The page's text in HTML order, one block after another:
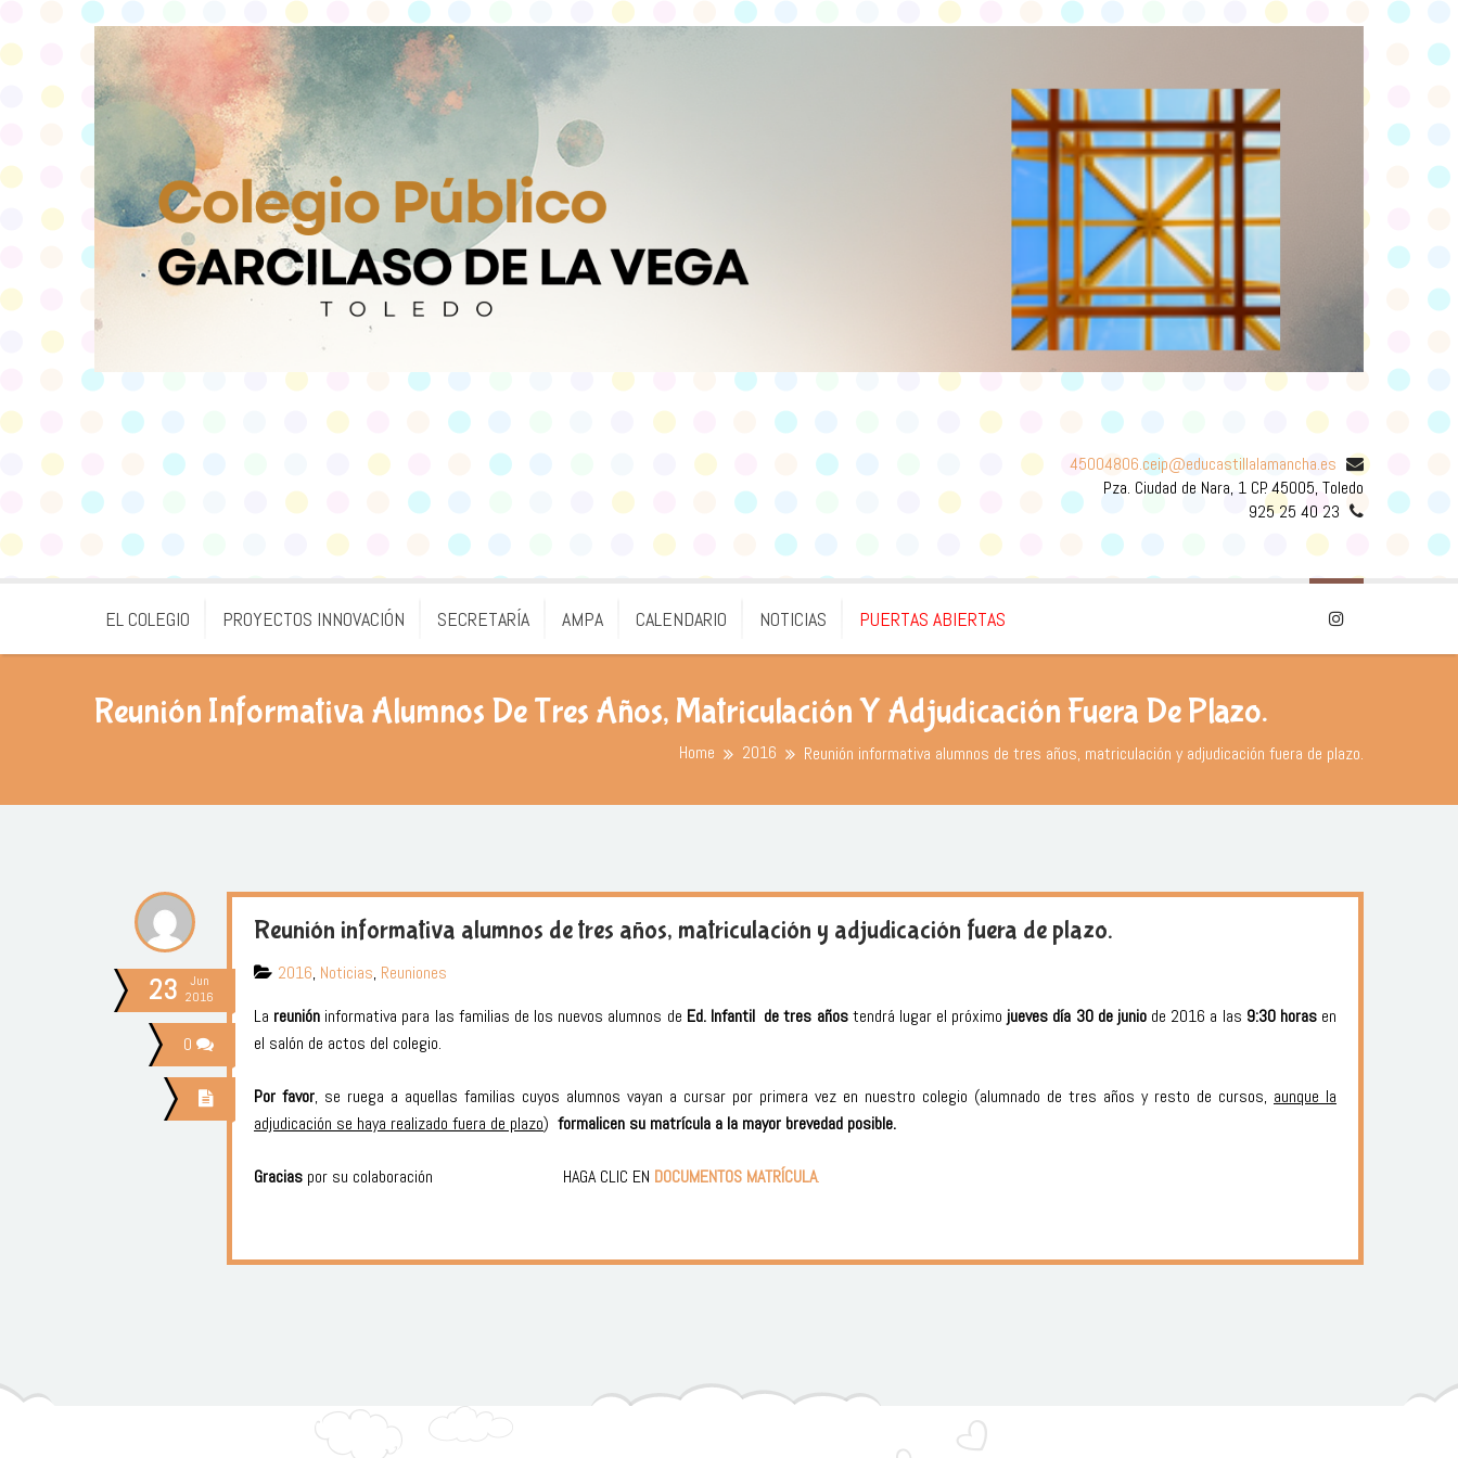
45004806.ceip@educastillalamancha.es
Pza. Ciudad de Nara, 1 CP. 45005, Toledo
925 25 40 23
EL COLEGIO PROYECTOS INNOVACIÓN SECRETARÍA AMPA CALENDARIO NOTICIAS PUERTAS ABIERTAS
Reunión Informativa Alumnos De Tres Años, Matriculación Y Adjudicación Fuera De Plazo.
Home 2016 Reunión informativa alumnos de tres años, matriculación y adjudicación fuera de plazo.
23
Jun
2016
0
Reunión informativa alumnos de tres años, matriculación y adjudicación fuera de plazo.
2016, Noticias, Reuniones
La reunión informativa para las familias de los nuevos alumnos de Ed. Infantil de tres añostendrá lugar el próximo jueves día 30 de juniode 2016 a las 9:30 horasen
el salón de actos del colegio.
Por favor, se ruega a aquellas familias cuyos alumnos vayan a cursar por primera vez en nuestro colegio (alumnado de tres años y resto de cursos, aunque la
adjudicación se haya realizado fuera de plazo) formalicen su matrícula a la mayor brevedad posible.
Gracias por su colaboración HAGA CLIC EN DOCUMENTOS MATRÍCULA.